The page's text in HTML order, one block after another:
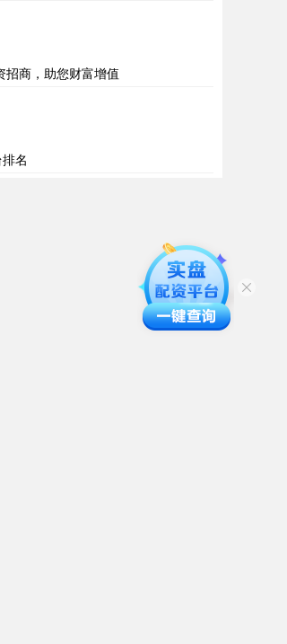
招商，助您财富增值
名